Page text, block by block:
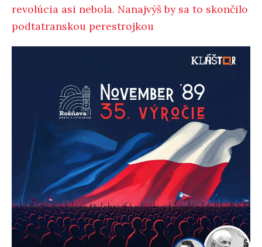
revolúcia asi nebola. Nanajvýš by sa to skončilo
podtatranskou perestrojkou